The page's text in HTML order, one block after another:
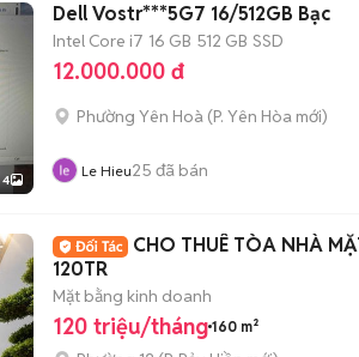
4
Dell Vostr***5G7 16/512GB Bạc
Intel Core i7 16 GB 512 GB SSD
12.000.000 đ
Phường Yên Hoà (P. Yên Hòa mới)
Le Hieu25 đã bán
CHO THUÊ TÒA NHÀ
120TR
Mặt bằng kinh doanh
120 triệu/tháng 160 m²